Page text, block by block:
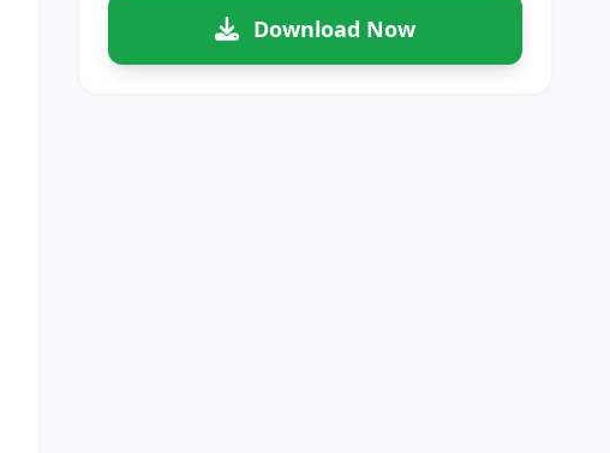
Download Now